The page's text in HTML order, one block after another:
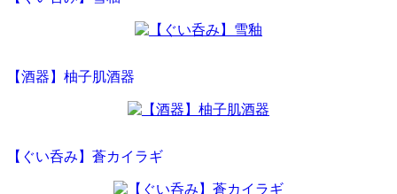
【酒器】柚子肌酒器
【ぐい呑み】蒼カイラギ